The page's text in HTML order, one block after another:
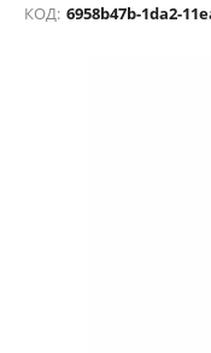
КОД: 6958b47b-1da2-